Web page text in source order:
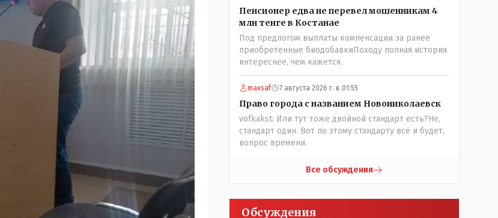
политической жизни страны! А теперь когда власть
потихоньку забирается в карман к народу многим
уже хочется спросить у депутатов:" А народные ли
вы избранники?" Но те глухо отгородились
обезличивающей стеной партии, которую якобы мы
избрали и спросить увы не получается! Парадкс в
том что и власти это не особо нужно, когда пар
скапливается, ему требуется выход, а депутаты
были бы идеальным барашком на заклание! Но как
обычно, спешили, до конца не продумали, а тут ещё
на важных постах где думать должны были никого
не оказалось(отдыхали где то) вот так всё и
Пенсионер едва не перевел мошенникам 4
млн тенге в Костанае
Под предлогом выплаты компенсации за ранее
приобретенные биодобавкиПоходу полная история
интереснее, чем кажется.
maxsaf 7 августа 2026 г. в 01:55
Право города с названием Новониколаевск
vofkakst: Или тут тоже двойной стандарт есть?Не,
стандарт один. Вот по этому стандарту всё и будет,
вопрос времени.
Все обсуждения
Обсуждения